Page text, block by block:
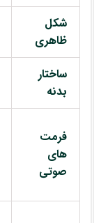
شکل
ظاهری
ساختار
بدنه
فرمت
های
صوتی